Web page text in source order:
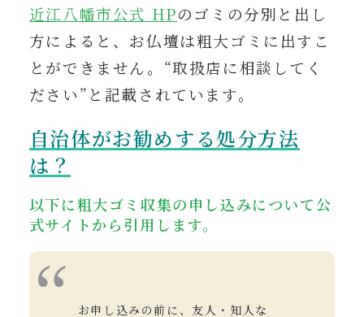
近江八幡市公式 HPのゴミの分別と出し
方によると、お仏壇は粗大ゴミに出すこ
とができません。“取扱店に相談してく
ださい”と記載されています。
自治体がお勧めする処分方法
は ？
以下に粗大ゴミ収集の申し込みについて公
式サイトから引用します。
お申し込みの前に、友人・知人な